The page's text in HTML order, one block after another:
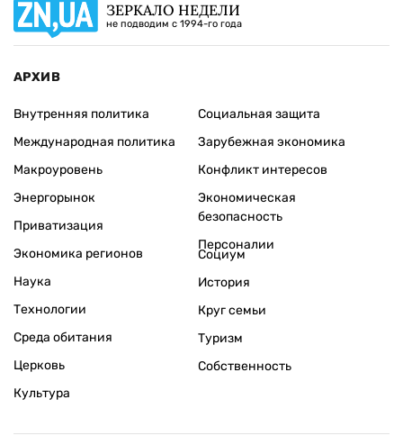
ЗЕРКАЛО НЕДЕЛИ
не подводим с 1994-го года
АРХИВ
Внутренняя политика
Международная политика
Макроуровень
Энергорынок
Приватизация
Экономика регионов
Социальная защита
Зарубежная экономика
Конфликт интересов
Экономическая
безопасность
Персоналии
Наука
Технологии
Среда обитания
Церковь
Культура
Социум
История
Круг семьи
Туризм
Собственность